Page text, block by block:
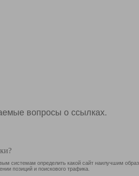
вопросы о ссылках.
системам определить какой сайт наилучшим
позиций и поискового трафика.